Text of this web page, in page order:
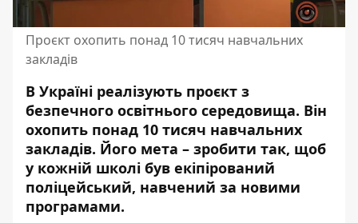
Проєкт охопить понад 10 тисяч навчальних
закладів
В Україні реалізують проєкт з
безпечного освітнього середовища. Він
охопить понад 10 тисяч навчальних
закладів. Його мета – зробити так, щоб
у кожній школі був екіпірований
поліцейський, навчений за новими
програмами.